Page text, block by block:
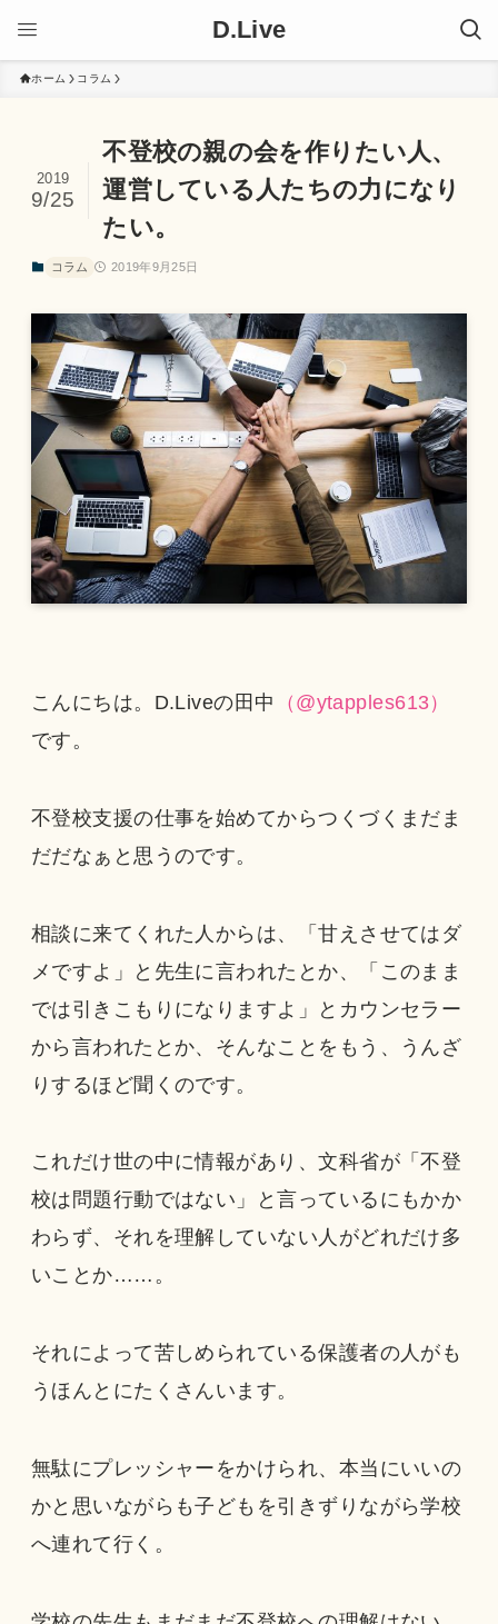
D.Live
ホーム コラム
不登校の親の会を作りたい人、
運営している人たちの力になり
たい。
2019
9/25
コラム 2019年9月25日
こんにちは。D.Liveの田中
（@ytapples613）
です。
不登校支援の仕事を始めてからつくづくまだま
だだなぁと思うのです。
相談に来てくれた人からは、「甘えさせてはダ
メですよ」と先生に言われたとか、「このまま
では引きこもりになりますよ」とカウンセラー
から言われたとか、そんなことをもう、うんざ
りするほど聞くのです。
これだけ世の中に情報があり、文科省が「不登
校は問題行動ではない」と言っているにもかか
わらず、それを理解していない人がどれだけ多
いことか……。
それによって苦しめられている保護者の人がも
うほんとにたくさんいます。
無駄にプレッシャーをかけられ、本当にいいの
かと思いながらも子どもを引きずりながら学校
へ連れて行く。